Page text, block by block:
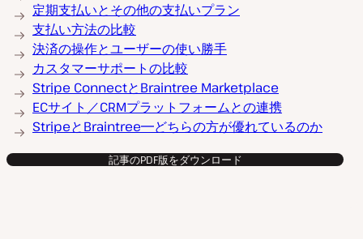
定期支払いとその他の支払いプラン
支払い方法の比較
決済の操作とユーザーの使い勝手
カスタマーサポートの比較
Stripe ConnectとBraintree Marketplace
ECサイト／CRMプラットフォームとの連携
StripeとBraintree━どちらの方が優れているのか
記事のPDF版をダウンロード